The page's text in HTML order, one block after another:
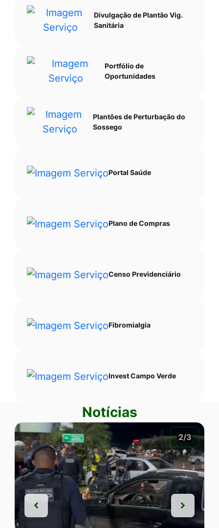
Divulgação de Plantão Vig.
Sanitária
Portfólio de
Oportunidades
Plantões de Perturbação do
Sossego
Portal Saúde
Plano de Compras
Censo Previdenciário
Fibromialgia
Invest Campo Verde
Notícias
2/3
Anterior
Anterior Próxima